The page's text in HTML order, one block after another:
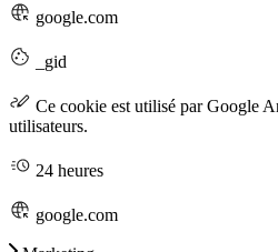
google.com
_gid
Ce cookie est utilisé par Google
utilisateurs.
24 heures
google.com